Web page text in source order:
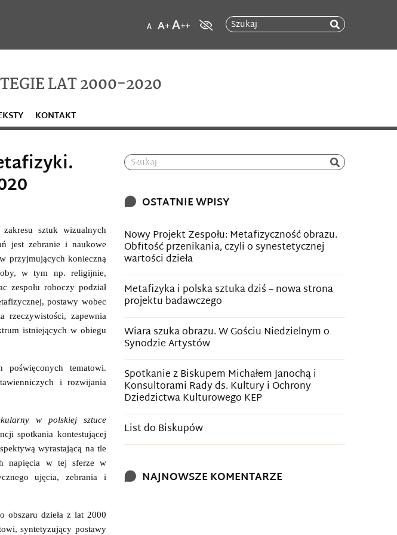
Szukaj
LAT 2000-2020
KONTAKT
sztuk wizualnych
jest zebranie i naukowe
przyjmujących konieczną
w tym np. religijnie,
zespołu roboczy podział
postawy wobec
rzeczywistości, zapewnia
istniejących w obiegu
poświęconych tematowi.
i rozwijania
w polskiej sztuce
spotkania kontestującej
wyrastającą na tle
napięcia w tej sferze w
ujęcia, zebrania i
obszaru dzieła z lat 2000
syntetyzujący postawy
Szukaj
OSTATNIE WPISY
Nowy Projekt Zespołu: Metafizyczność obrazu.
Obfitość przenikania, czyli o synestetycznej
wartości dzieła
Metafizyka i polska sztuka dziś – nowa strona
projektu badawczego
Wiara szuka obrazu. W Gościu Niedzielnym o
Synodzie Artystów
Spotkanie z Biskupem Michałem Janochą i
Konsultorami Rady ds. Kultury i Ochrony
Dziedzictwa Kulturowego KEP
List do Biskupów
NAJNOWSZE KOMENTARZE